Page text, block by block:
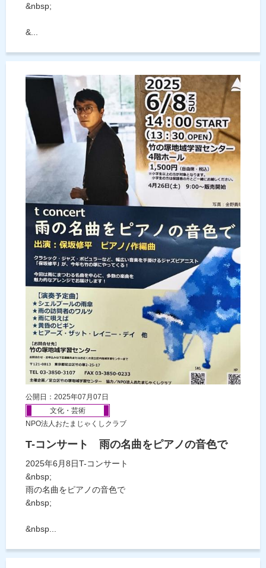
&nbsp;
&...
公開日：2025年07月07日
文化・芸術
NPO法人おたまじゃくしクラブ
T-コンサート 雨の名曲をピアノの音色で
2025年6月8日T-コンサート
&nbsp;
雨の名曲をピアノの音色で
&nbsp;
&nbsp...